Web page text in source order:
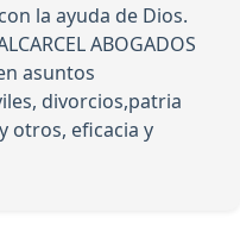
la ayuda de Dios.
ABOGADOS
asuntos
divorcios,patria
otros, eficacia y